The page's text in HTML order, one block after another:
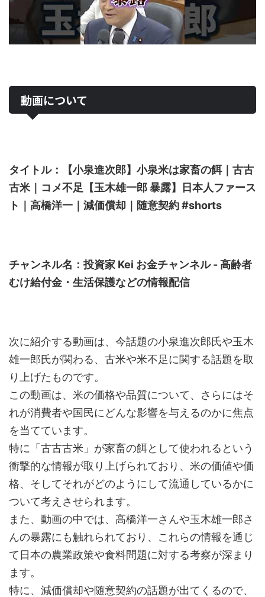
動画について
タイトル：【小泉進次郎】小泉米は家畜の餌｜古古
古米｜コメ不足【玉木雄一郎 暴露】日本人ファース
ト｜高橋洋一｜減価償却｜随意契約 #shorts
チャンネル名：投資家 Kei お金チャンネル - 高齢者
むけ給付金・生活保護などの情報配信
次に紹介する動画は、今話題の小泉進次郎氏や玉木
雄一郎氏が関わる、古米や米不足に関する話題を取
り上げたものです。
この動画は、米の価格や品質について、さらにはそ
れが消費者や国民にどんな影響を与えるのかに焦点
を当てています。
特に「古古古米」が家畜の餌として使われるという
衝撃的な情報が取り上げられており、米の価値や価
格、そしてそれがどのようにして流通しているかに
ついて考えさせられます。
また、動画の中では、高橋洋一さんや玉木雄一郎さ
んの暴露にも触れられており、これらの情報を通じ
て日本の農業政策や食料問題に対する考察が深まり
ます。
特に、減価償却や随意契約の話題が出てくるので、